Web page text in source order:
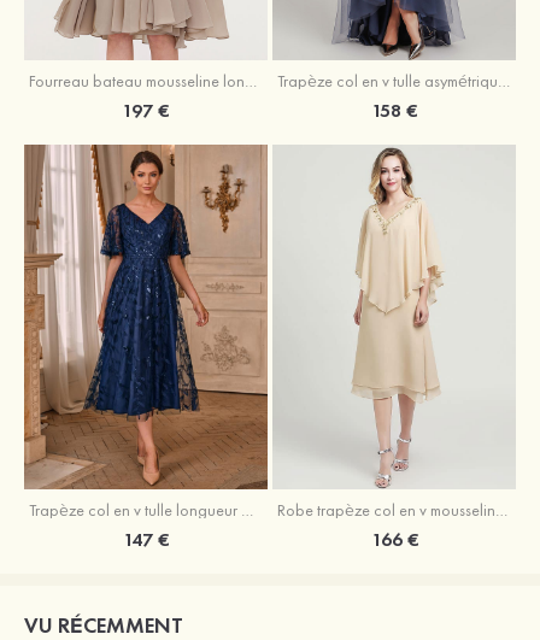
Fourreau bateau mousseline longueur genou robe de mère de la mariée avec appliqué plissé veste
197 €
Trapèze col en v tulle asymétrique robe de mère de la mariée
158 €
Trapèze col en v tulle longueur mollet robe de mère de la mariée avec appliqué paillettes ceinture
147 €
Robe trapèze col en v mousseline longueur mollet robe de mère de la mariée avec perle
166 €
VU RÉCEMMENT